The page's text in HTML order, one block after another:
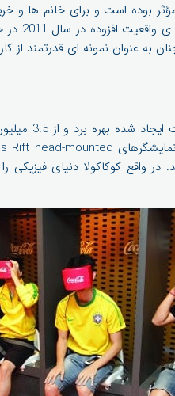
مؤثر بوده است و برای خانم ها
ی شگفت
به عنوان نمونه ای قدرتمند از
در جام
واقع کوکاکولا دنیای